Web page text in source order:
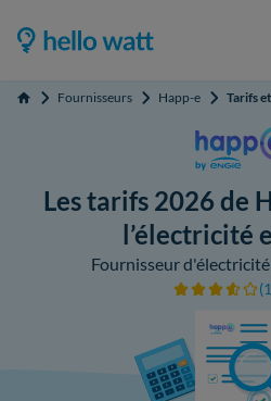
Accueil Fournisseurs Happ-e Tarifs
Les tarifs 2026 de
l’électricité
Fournisseur